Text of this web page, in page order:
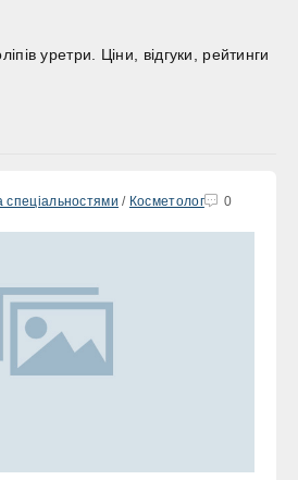
уретри. Ціни, відгуки, рейтинги
спеціальностями / Косметолог 0